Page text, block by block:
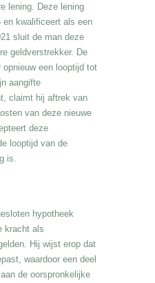
lening. Deze lening
en kwalificeert als een
sluit de man deze
geldverstrekker. De
een looptijd tot
aangifte
claimt hij aftrek van
van deze nieuwe
deze
looptijd van de
is.
hypotheek
kracht als
Hij wijst erop dat
waardoor een deel
de oorspronkelijke